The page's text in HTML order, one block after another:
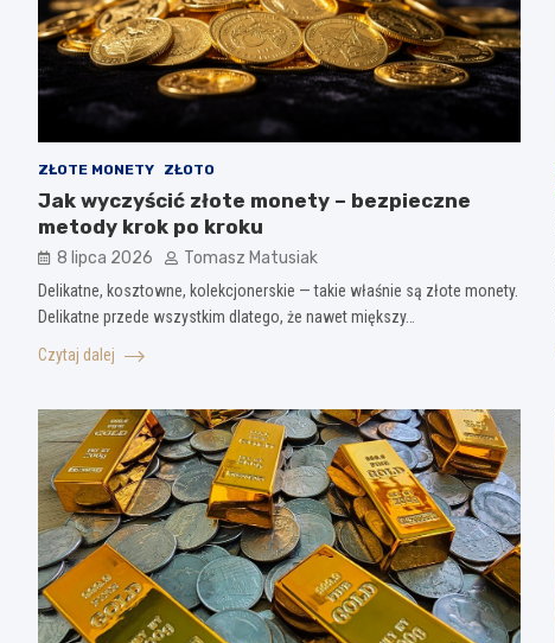
ZŁOTE MONETY ZŁOTO
Jak wyczyścić złote monety – bezpieczne
metody krok po kroku
8 lipca 2026 Tomasz Matusiak
Delikatne, kosztowne, kolekcjonerskie — takie właśnie są złote monety.
Delikatne przede wszystkim dlatego, że nawet miększy…
Czytaj dalej